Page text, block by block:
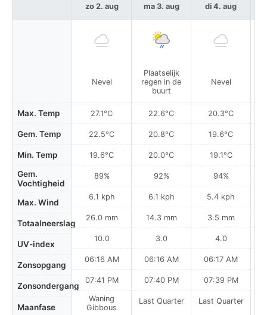
Max. Temp
Gem. Temp
Min. Temp
Gem.
Vochtigheid
Max. Wind
Totaalneerslag
UV-index
Zonsopgang
Zonsondergang
Maanfase
zo 2. aug
Nevel
27.1°C
22.5°C
19.6°C
89%
6.1 kph
26.0 mm
10.0
06:16 AM
07:41 PM
Waning
Gibbous
ma 3. aug
Plaatselijk
regen in de
buurt
22.6°C
20.8°C
20.0°C
92%
6.1 kph
14.3 mm
3.0
06:16 AM
07:40 PM
Last Quarter
di 4. aug
Nevel
20.3°C
19.6°C
19.1°C
94%
5.4 kph
3.5 mm
4.0
06:17 AM
07:39 PM
Last Quarter